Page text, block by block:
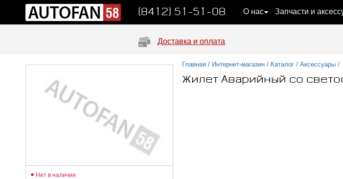
(8412) 51-51-08 О нас Запчасти и
Доставка и оплата
Главная / Интернет-магазин / Каталог / Аксессуары /
Жилет Аварийный со
Нет в наличии